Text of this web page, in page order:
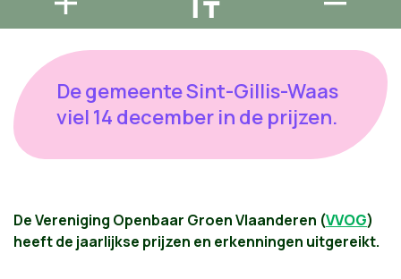
De gemeente Sint-Gillis-Waas
viel 14 december in de prijzen.
De Vereniging Openbaar Groen Vlaanderen (VVOG)
heeft de jaarlijkse prijzen en erkenningen uitgereikt.